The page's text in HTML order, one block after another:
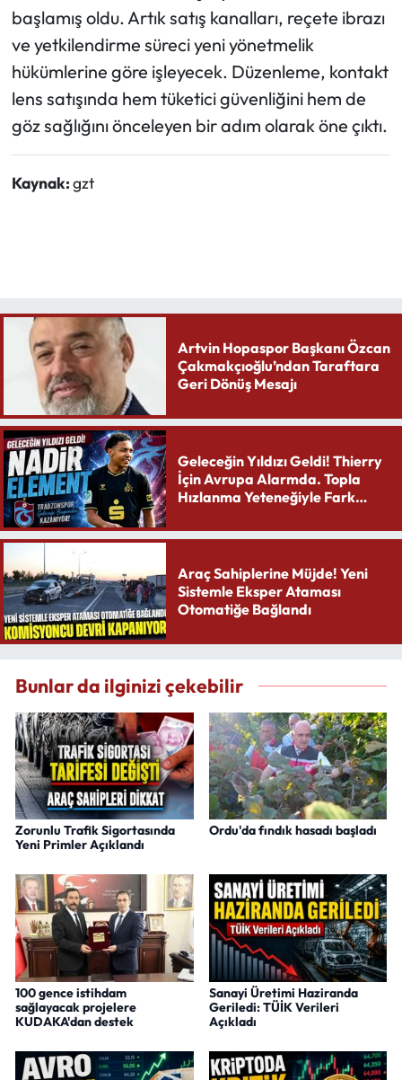
başlamış oldu. Artık satış kanalları, reçete ibrazı
ve yetkilendirme süreci yeni yönetmelik
hükümlerine göre işleyecek. Düzenleme, kontakt
lens satışında hem tüketici güvenliğini hem de
göz sağlığını önceleyen bir adım olarak öne çıktı.
Kaynak:gzt
Artvin Hopaspor Başkanı Özcan
Çakmakçıoğlu’ndan Taraftara
Geri Dönüş Mesajı
Geleceğin Yıldızı Geldi! Thierry
İçin Avrupa Alarmda. Topla
Hızlanma Yeteneğiyle Fark
Araç Sahiplerine Müjde! Yeni
Sistemle Eksper Ataması
Otomatiğe Bağlandı
Bunlar da ilginizi çekebilir
Zorunlu Trafik Sigortasında
Yeni Primler Açıklandı
Ordu'da fındık hasadı başladı
100 gence istihdam
sağlayacak projelere
KUDAKA'dan destek
Sanayi Üretimi Haziranda
Geriledi: TÜİK Verileri
Açıkladı